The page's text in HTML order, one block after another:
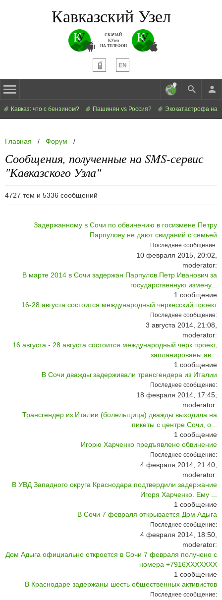
Кавказский Узел
СКАЧАЙ
КУзел
НА ТЕЛЕФОН
EN
Кавказ: что с бензином? Пашинян vs Россия? Экокатастрофа на
Главная / Форум /
Сообщения, полученные на SMS-сервис
"Кавказского Узла"
4727 тем и 5336 сообщений
Задержанному в Сочи по обвинению в госизмене Петру
Парпулову не дают свиданий с семьей
Последнее сообщение:
10 февраля 2015, 20:02,
moderator:
В марте 2014 в Сочи задержан Парпулов Петр Иванович за
государственную измену...
1 сообщение
16-28 августа состоится международный черкесский проект
Последнее сообщение:
3 августа 2014, 21:08,
moderator:
16 августа - 28 августа состоится международный черк проект,
запланированы ав...
1 сообщение
В Сочи дважды задерживали трансгендера из Италии
Последнее сообщение:
18 февраля 2014, 17:45,
moderator:
Трансгендер из Италии (болельщица) дважды выходила на
пикеты с центре Сочи, о...
1 сообщение
Игорю Харченко предъявлено обвинение
Последнее сообщение:
4 февраля 2014, 21:40,
moderator:
В УВД Западного округа Краснодара подтвердили задержание
Игоря Харченко. Ему ...
1 сообщение
В Сочи 7 февраля открывается Дом Адыга
Последнее сообщение:
4 февраля 2014, 18:50,
moderator:
Дом Адыга официально откроется в Сочи 7 февраля получено с
номера +7916ХХХХХХХ
1 сообщение
В Краснодаре задержаны шесть общественных активистов
Последнее сообщение: